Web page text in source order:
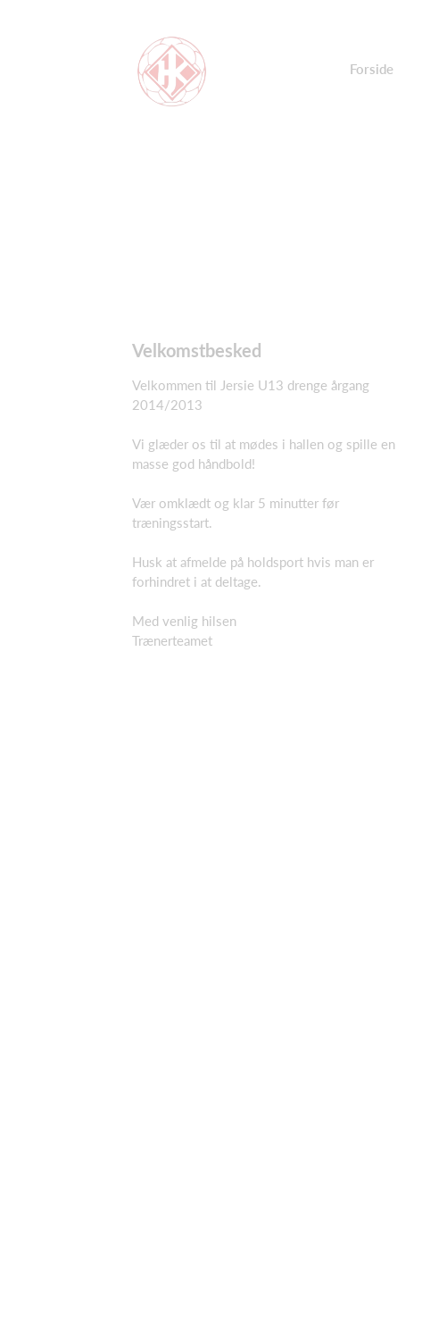
Forside
Velkomstbesked
Velkommen til Jersie U13 drenge årgang
2014/2013
Vi glæder os til at mødes i hallen og spille en
masse god håndbold!
Vær omklædt og klar 5 minutter før
træningsstart.
Husk at afmelde på holdsport hvis man er
forhindret i at deltage.
Med venlig hilsen
Trænerteamet